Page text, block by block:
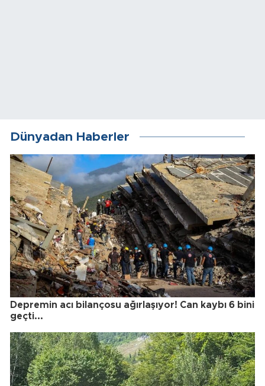
Dünyadan Haberler
Depremin acı bilançosu ağırlaşıyor! Can kaybı 6 bini
geçti...